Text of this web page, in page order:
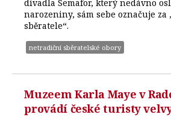
divadla Semafor, který nedávno
narozeniny, sám sebe označuje za
sběratele“.
netradiční sběratelské obory
Muzeem Karla Maye v
provádí české turisty